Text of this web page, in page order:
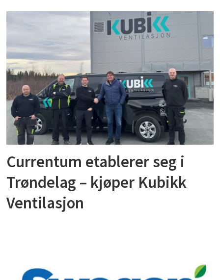
Currentum etablerer seg i
Trøndelag – kjøper Kubikk
Ventilasjon